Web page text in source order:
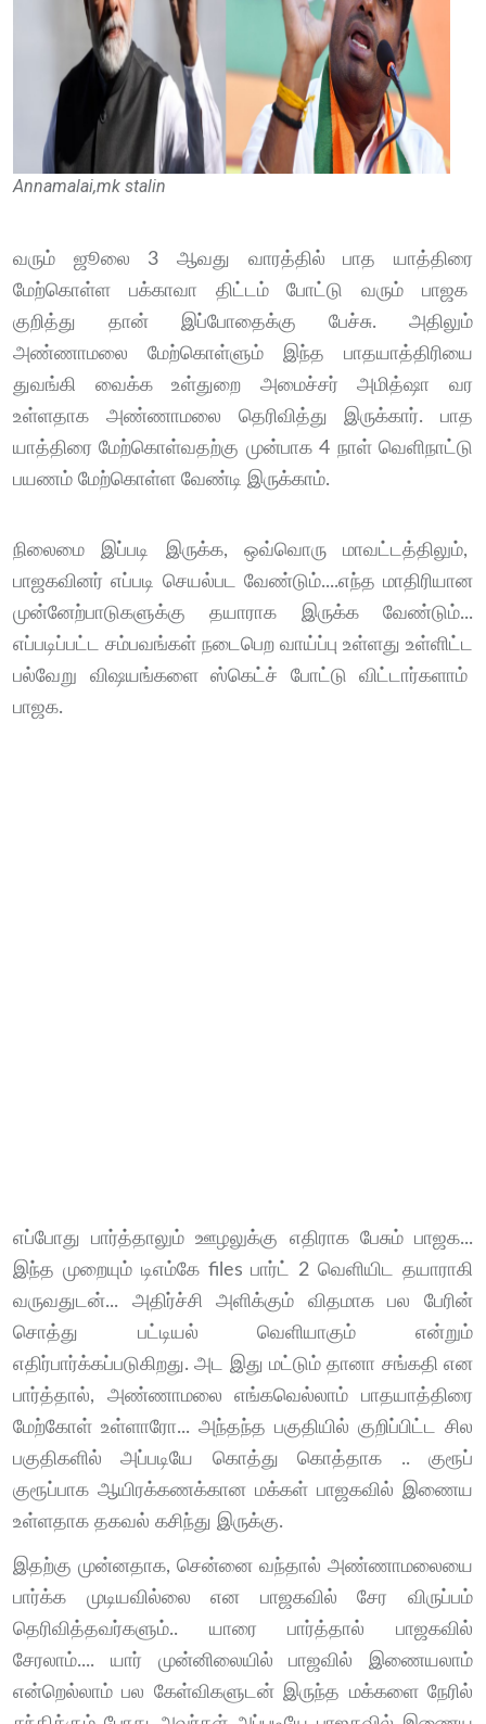
Annamalai,mk stalin
வரும் ஜூலை 3 ஆவது வாரத்தில் பாத யாத்திரை
மேற்கொள்ள பக்காவா திட்டம் போட்டு வரும் பாஜக
குறித்து தான் இப்போதைக்கு பேச்சு. அதிலும்
அண்ணாமலை மேற்கொள்ளும் இந்த பாதயாத்திரியை
துவங்கி வைக்க உள்துறை அமைச்சர் அமித்ஷா வர
உள்ளதாக அண்ணாமலை தெரிவித்து இருக்கார். பாத
யாத்திரை மேற்கொள்வதற்கு முன்பாக 4 நாள் வெளிநாட்டு
பயணம் மேற்கொள்ள வேண்டி இருக்காம்.
நிலைமை இப்படி இருக்க, ஒவ்வொரு மாவட்டத்திலும்,
பாஜகவினர் எப்படி செயல்பட வேண்டும்....எந்த மாதிரியான
முன்னேற்பாடுகளுக்கு தயாராக இருக்க வேண்டும்...
எப்படிப்பட்ட சம்பவங்கள் நடைபெற வாய்ப்பு உள்ளது உள்ளிட்ட
பல்வேறு விஷயங்களை ஸ்கெட்ச் போட்டு விட்டார்களாம்
பாஜக.
எப்போது பார்த்தாலும் ஊழலுக்கு எதிராக பேசும் பாஜக...
இந்த முறையும் டிஎம்கே files பார்ட் 2 வெளியிட தயாராகி
வருவதுடன்... அதிர்ச்சி அளிக்கும் விதமாக பல பேரின்
சொத்து பட்டியல் வெளியாகும் என்றும்
எதிர்பார்க்கப்படுகிறது. அட இது மட்டும் தானா சங்கதி என
பார்த்தால், அண்ணாமலை எங்கவெல்லாம் பாதயாத்திரை
மேற்கோள் உள்ளாரோ... அந்தந்த பகுதியில் குறிப்பிட்ட சில
பகுதிகளில் அப்படியே கொத்து கொத்தாக .. குரூப்
குரூப்பாக ஆயிரக்கணக்கான மக்கள் பாஜகவில் இணைய
உள்ளதாக தகவல் கசிந்து இருக்கு.
இதற்கு முன்னதாக, சென்னை வந்தால் அண்ணாமலையை
பார்க்க முடியவில்லை என பாஜகவில் சேர விருப்பம்
தெரிவித்தவர்களும்.. யாரை பார்த்தால் பாஜகவில்
சேரலாம்.... யார் முன்னிலையில் பாஜவில் இணையலாம்
என்றெல்லாம் பல கேள்விகளுடன் இருந்த மக்களை நேரில்